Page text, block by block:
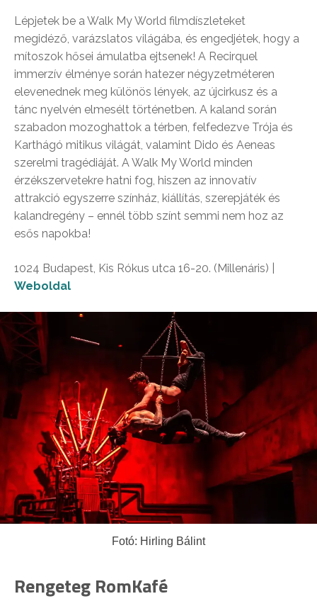
Lépjetek be a Walk My World filmdíszleteket
megidéző, varázslatos világába, és engedjétek, hogy a
mítoszok hősei ámulatba ejtsenek! A Recirquel
immerzív élménye során hatezer négyzetméteren
elevenednek meg különös lények, az újcirkusz és a
tánc nyelvén elmesélt történetben. A kaland során
szabadon mozoghattok a térben, felfedezve Trója és
Karthágó mitikus világát, valamint Dido és Aeneas
szerelmi tragédiáját. A Walk My World minden
érzékszervetekre hatni fog, hiszen az innovatív
attrakció egyszerre színház, kiállítás, szerepjáték és
kalandregény – ennél több színt semmi nem hoz az
esős napokba!
1024 Budapest, Kis Rókus utca 16-20. (Millenáris)
Weboldal
Fotó: Hirling Bálint
Rengeteg RomKafé